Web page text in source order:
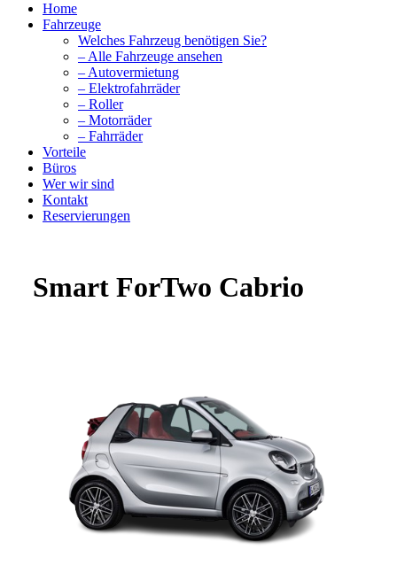
Home
Fahrzeuge
Welches Fahrzeug benötigen Sie?
– Alle Fahrzeuge ansehen
– Autovermietung
– Elektrofahrräder
– Roller
– Motorräder
– Fahrräder
Vorteile
Büros
Wer wir sind
Kontakt
Reservierungen
Smart ForTwo Cabrio